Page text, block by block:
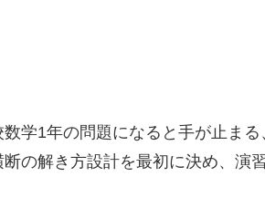
学1年の問題になると手が止ま
の解き方設計を最初に決め、演